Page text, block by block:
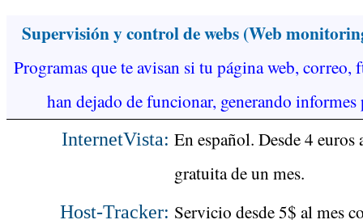
Supervisión y control de webs (Web
Programas que te avisan si tu página web, correo,
han dejado de funcionar, generando
InternetVista: En español. Desde 4 euros
gratuita de un mes.
Host-Tracker: Servicio desde 5$ al mes